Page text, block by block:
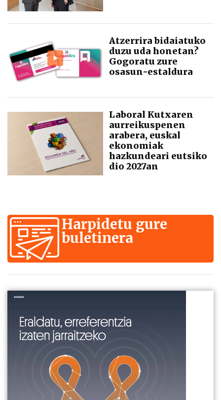
Atzerrira bidaiatuko
duzu uda honetan?
Gogoratu zure
osasun-estaldura
Laboral Kutxaren
aurreikuspenen
arabera, euskal
ekonomiak
hazkundeari eutsiko
dio 2027an
Harpidetu gure
buletinera